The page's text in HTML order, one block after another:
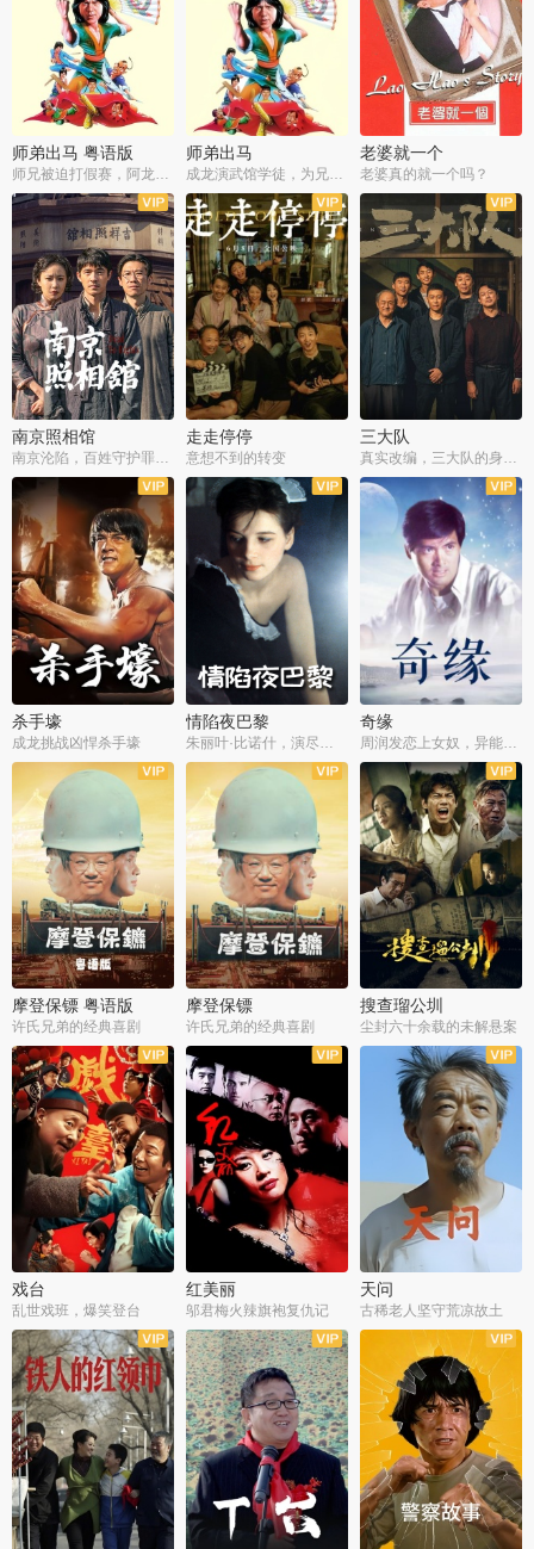
师弟出马 粤语版
师兄被迫打假赛，阿龙追查斗黑帮
师弟出马
成龙演武馆学徒，为兄搏命战黑道
老婆就一个
老婆真的就一个吗？
南京照相馆
南京沦陷，百姓守护罪证底片
走走停停
意想不到的转变
三大队
真实改编，三大队的身世浮沉
杀手壕
成龙挑战凶悍杀手壕
情陷夜巴黎 奇缘
周润发恋上女奴，异能护体战邪派
摩登保镖 粤语版
许氏兄弟的经典喜剧
摩登保镖
许氏兄弟的经典喜剧
搜查瑠公圳
尘封六十余载的未解悬案
戏台
乱世戏班，爆笑登台
红美丽
邬君梅火辣旗袍复仇记
天问
古稀老人坚守荒凉故土